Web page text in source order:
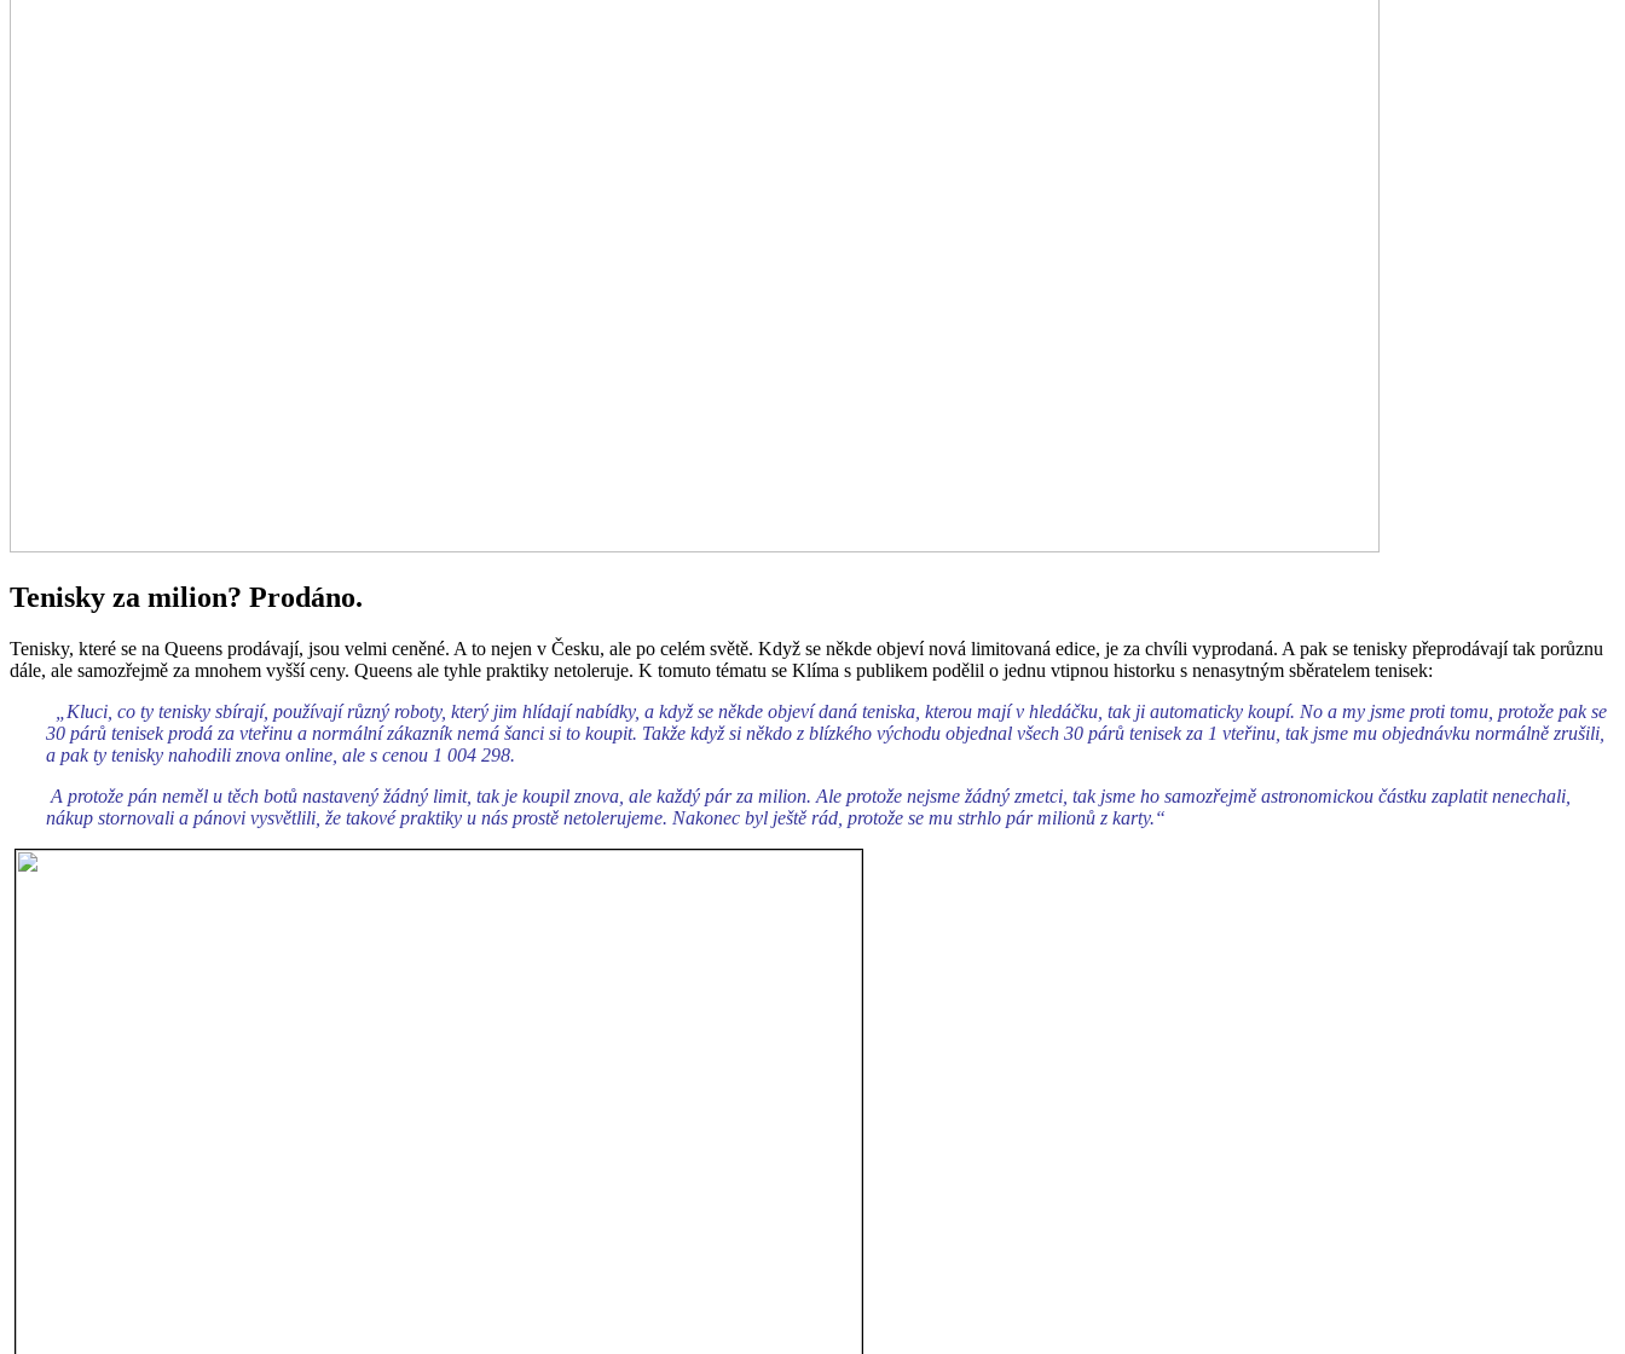
Tenisky za milion? Prodáno.
Tenisky, které se na Queens prodávají, jsou velmi ceněné. A to nejen v Česku, ale po celém světě. Když se někde objeví nová limitovaná edice, je za chvíli vyprodaná. A pak se tenisky přeprodávají tak porůznu
dále, ale samozřejmě za mnohem vyšší ceny. Queens ale tyhle praktiky netoleruje. K tomuto tématu se Klíma s publikem podělil o jednu vtipnou historku s nenasytným sběratelem tenisek:
„Kluci, co ty tenisky sbírají, používají různý roboty, který jim hlídají nabídky, a když se někde objeví daná teniska, kterou mají v hledáčku, tak ji automaticky koupí. No a my jsme proti tomu, protože pak se
30 párů tenisek prodá za vteřinu a normální zákazník nemá šanci si to koupit. Takže když si někdo z blízkého východu objednal všech 30 párů tenisek za 1 vteřinu, tak jsme mu objednávku normálně zrušili,
a pak ty tenisky nahodili znova online, ale s cenou 1 004 298.
A protože pán neměl u těch botů nastavený žádný limit, tak je koupil znova, ale každý pár za milion. Ale protože nejsme žádný zmetci, tak jsme ho samozřejmě astronomickou částku zaplatit nenechali,
nákup stornovali a pánovi vysvětlili, že takové praktiky u nás prostě netolerujeme. Nakonec byl ještě rád, protože se mu strhlo pár milionů z karty.“